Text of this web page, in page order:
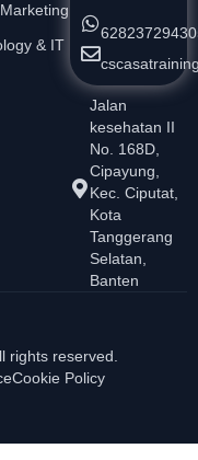
& IT
Jalan
kesehatan II
No. 168D,
Cipayung,
Kec. Ciputat,
Kota
Tanggerang
Selatan,
Banten
rights reserved.
Cookie Policy